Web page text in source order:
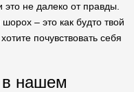
это не далеко от правды.
– это как будто твой
почувствовать себя
в нашем